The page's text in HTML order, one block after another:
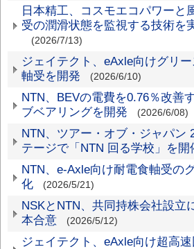
日本精工、コスモエコパワーと
受の潤滑状態を監視する技術を
(2026/7/13)
ジェイテクト、eAxle向けグリ
軸受を開発
(2026/6/10)
NTN、BEVの電費を0.76％改善
ブベアリングを開発
(2026/6/08)
NTN、ツアー・オブ・ジャパン
テージで「NTN 回る学校」を開
NTN、e-Axle向け耐電食軸受の
化
(2026/5/21)
NSKとNTN、共同持株会社設立
本合意
(2026/5/12)
ジェイテクト、eAxle向け超高